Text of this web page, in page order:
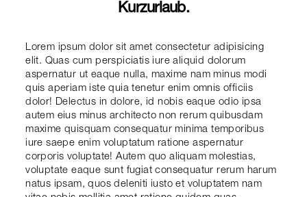
Kurzurlaub.
Lorem ipsum dolor sit amet consectetur adipisicing
elit. Quas cum perspiciatis iure aliquid dolorum
aspernatur ut eaque nulla, maxime nam minus modi
quis aperiam iste quia tenetur enim omnis officiis
dolor! Delectus in dolore, id nobis eaque odio ipsa
autem eius minus architecto non rerum quibusdam
maxime quisquam consequatur minima temporibus
iure saepe enim voluptatum ratione aspernatur
corporis voluptate! Autem quo aliquam molestias,
voluptate eaque sunt fugiat consequatur rerum harum
natus ipsam, quos deleniti iusto et voluptatem nam